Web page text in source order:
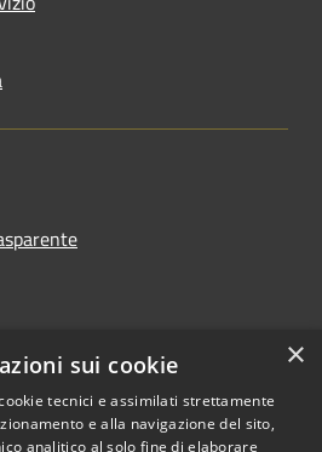
×
sui cookie
tecnici e assimilati strettamente
e alla navigazione del sito,
analitico al solo fine di elaborare